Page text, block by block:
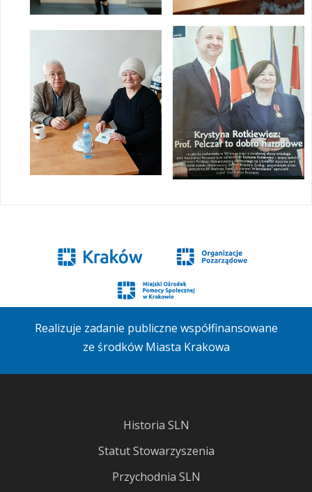
Realizuje zadanie publiczne współfinansowane
ze środków Miasta Krakowa
Historia SLN
Statut Stowarzyszenia
Przychodnia SLN